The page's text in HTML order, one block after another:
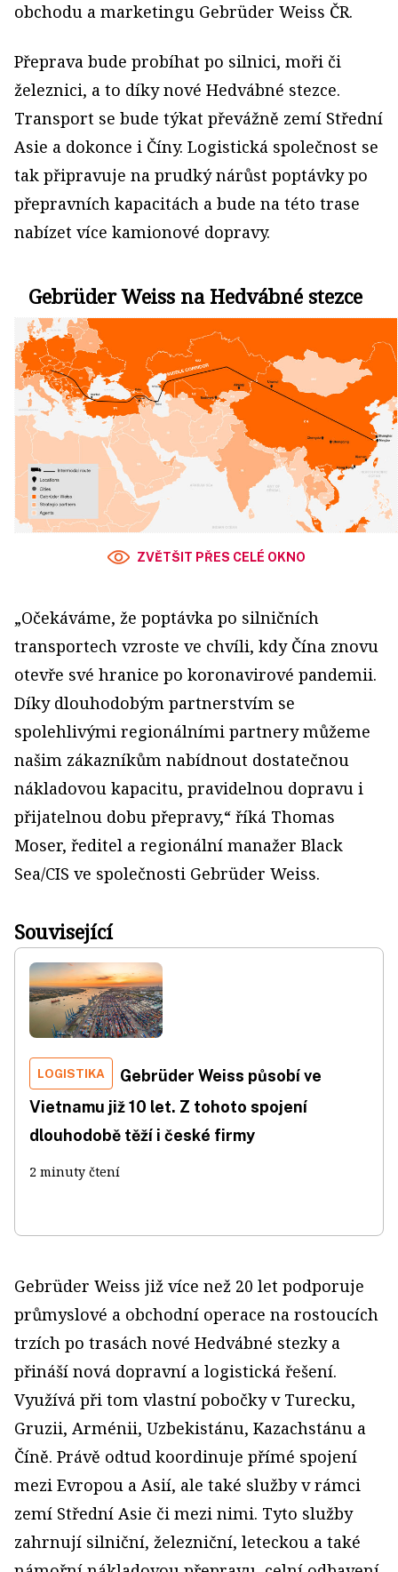
obchodu a marketingu Gebrüder Weiss ČR.
Přeprava bude probíhat po silnici, moři či
železnici, a to díky nové Hedvábné stezce.
Transport se bude týkat převážně zemí Střední
Asie a dokonce i Číny. Logistická společnost se
tak připravuje na prudký nárůst poptávky po
přepravních kapacitách a bude na této trase
nabízet více kamionové dopravy.
Gebrüder Weiss na Hedvábné stezce
ZVĚTŠIT PŘES CELÉ OKNO
„Očekáváme, že poptávka po silničních
transportech vzroste ve chvíli, kdy Čína znovu
otevře své hranice po koronavirové pandemii.
Díky dlouhodobým partnerstvím se
spolehlivými regionálními partnery můžeme
našim zákazníkům nabídnout dostatečnou
nákladovou kapacitu, pravidelnou dopravu i
přijatelnou dobu přepravy,“ říká Thomas
Moser, ředitel a regionální manažer Black
Sea/CIS ve společnosti Gebrüder Weiss.
Související
LOGISTIKA
Gebrüder Weiss působí ve
Vietnamu již 10 let. Z tohoto spojení
dlouhodobě těží i české firmy
2 minuty čtení
Gebrüder Weiss již více než 20 let podporuje
průmyslové a obchodní operace na rostoucích
trzích po trasách nové Hedvábné stezky a
přináší nová dopravní a logistická řešení.
Využívá při tom vlastní pobočky v Turecku,
Gruzii, Arménii, Uzbekistánu, Kazachstánu a
Číně. Právě odtud koordinuje přímé spojení
mezi Evropou a Asií, ale také služby v rámci
zemí Střední Asie či mezi nimi. Tyto služby
zahrnují silniční, železniční, leteckou a také